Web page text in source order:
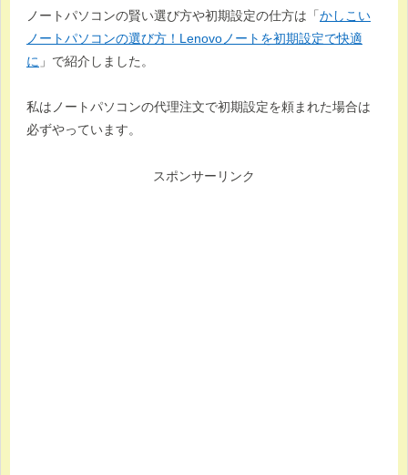
ノートパソコンの賢い選び方や初期設定の仕方は「かしこい
ノートパソコンの選び方！Lenovoノートを初期設定で快適
に 」で紹介しました。
私はノートパソコンの代理注文で初期設定を頼まれた場合は
必ずやっています。
スポンサーリンク